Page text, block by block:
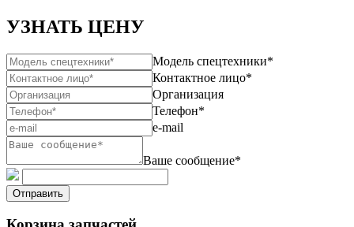
УЗНАТЬ ЦЕНУ
Модель спецтехники*
Контактное лицо*
Организация
Телефон*
e-mail
Ваше сообщение*
Отправить